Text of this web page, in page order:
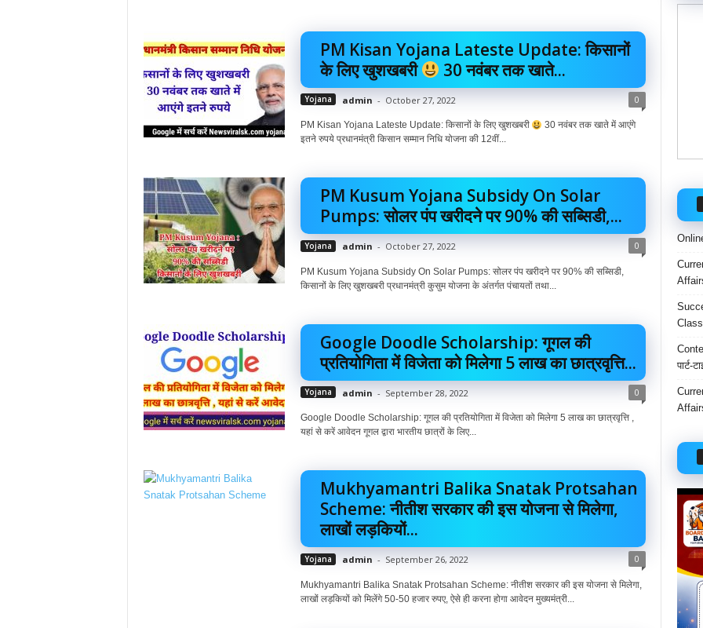
PM Kisan Yojana Lateste Update: किसानों
के लिए खुशखबरी
30 नवंबर तक खाते...
Yojana admin - October 27, 2022 0
PM Kisan Yojana Lateste Update: किसानों के लिए खुशखबरी
30 नवंबर तक खाते में आएंगे
इतने रुपये प्रधानमंत्री किसान सम्मान निधि योजना की 12वीं...
PM Kusum Yojana Subsidy On Solar
Pumps: सोलर पंप खरीदने पर 90% की सब्सिडी,...
Yojana admin - October 27, 2022 0
PM Kusum Yojana Subsidy On Solar Pumps: सोलर पंप खरीदने पर 90% की सब्सिडी,
किसानों के लिए खुशखबरी प्रधानमंत्री कुसुम योजना के अंतर्गत पंचायतों तथा...
Google Doodle Scholarship: गूगल की
प्रतियोगिता में विजेता को मिलेगा 5 लाख का छात्रवृत्ति...
Yojana admin - September 28, 2022 0
Google Doodle Scholarship: गूगल की प्रतियोगिता में विजेता को मिलेगा 5 लाख का छात्रवृत्ति ,
यहां से करें आवेदन गूगल द्वारा भारतीय छात्रों के लिए...
Mukhyamantri Balika Snatak Protsahan
Scheme: नीतीश सरकार की इस योजना से मिलेगा,
लाखों लड़कियों...
Yojana admin - September 26, 2022 0
Mukhyamantri Balika Snatak Protsahan Scheme: नीतीश सरकार की इस योजना से मिलेगा,
लाखों लड़कियों को मिलेंगे 50-50 हजार रुपए, ऐसे ही करना होगा आवेदन मुख्यमंत्री...